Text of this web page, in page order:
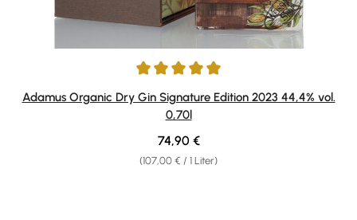
Durchschnittliche Bewertung von 5 von 5 Sternen
Adamus Organic Dry Gin Signature Edition 2023 44,4% vol.
0,70l
(107,00 € / 1 Liter)
Regulärer Preis:
74,90 €